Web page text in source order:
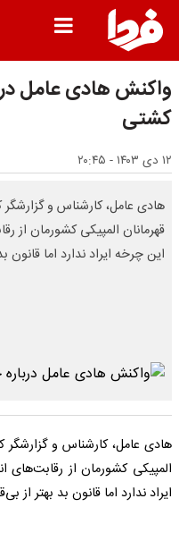
واکنش هادی عامل
کشتی
۱۲ دی ۱۴۰۳ - ۲۰:۴۵
هادی عامل، کارشناس و
قهرمانان المپیکی کشورمان از
این چرخه ایراد ندارد اما قانون
هادی عامل، کارشناس و
المپیکی کشورمان از
ایراد ندارد اما قانون بد بهتر از